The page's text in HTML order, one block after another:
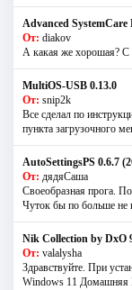
Advanced SystemCare
От: diakov
А какая же хорошая? С
MultiOS-USB 0.13.0
От: snip2k
Все сделал по
пункта загрузочного
AutoSettingsPS 0.6.7
От: дядяСаша
Своеобразная прога.
Чуток бы по больше не
Nik Collection by DxO
От: valalysha
Здравствуйте. При
Windows 11 Домашняя